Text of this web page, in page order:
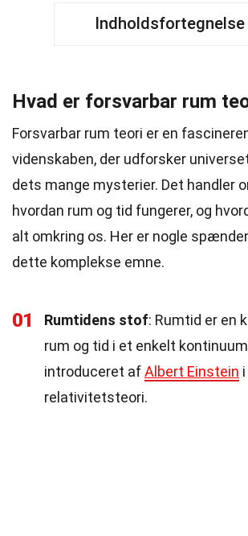
Indholdsfortegnelse
Hvad er forsvarbar rum
Forsvarbar rum teori er en
videnskaben, der udforsker
dets mange mysterier. Det handler
hvordan rum og tid fungerer, og
alt omkring os. Her er nogle
dette komplekse emne.
01 Rumtidens stof: Rumtid er en
rum og tid i et enkelt
introduceret afAlbert Einstein
relativitetsteori.